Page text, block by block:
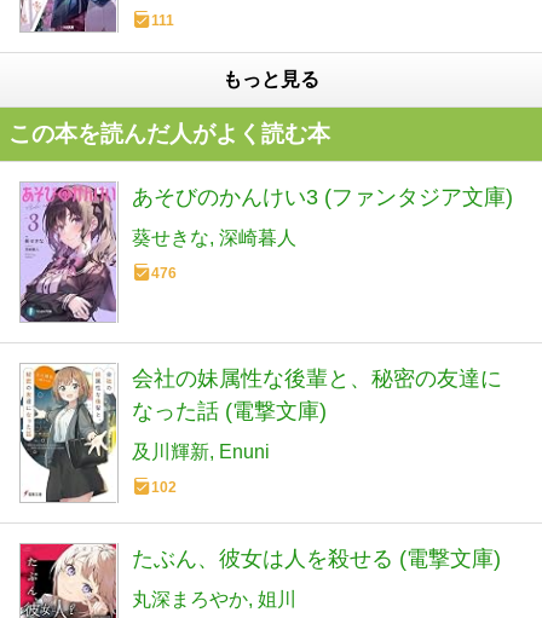
111
もっと見る
この本を読んだ人がよく読む本
あそびのかんけい3 (ファンタジア文庫)
葵せきな 深崎暮人
476
会社の妹属性な後輩と、秘密の友達に
なった話 (電撃文庫)
及川輝新 Enuni
102
たぶん、彼女は人を殺せる (電撃文庫)
丸深まろやか 姐川